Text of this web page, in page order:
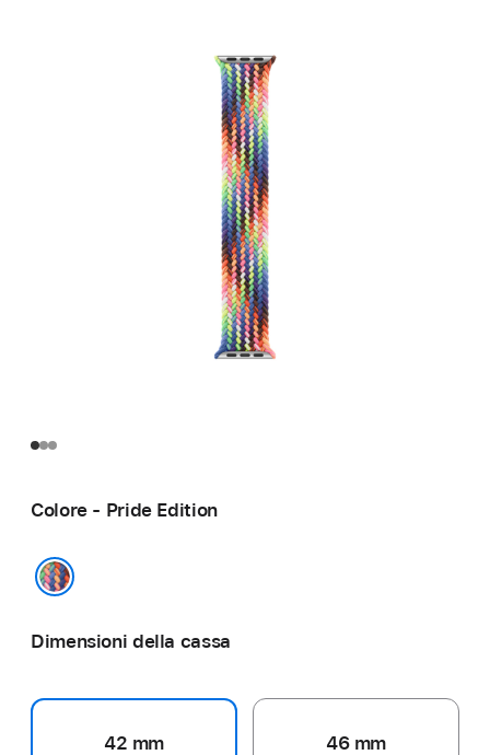
Colore - Pride Edition
Dimensioni della cassa
42 mm 46 mm